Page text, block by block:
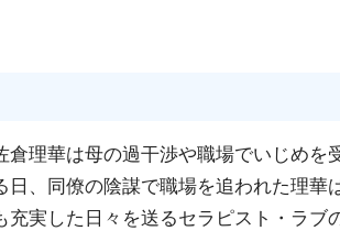
倉理華は母の過干渉や職場でいじめを
日、同僚の陰謀で職場を追われた理華
充実した日々を送るセラピスト・ラブ